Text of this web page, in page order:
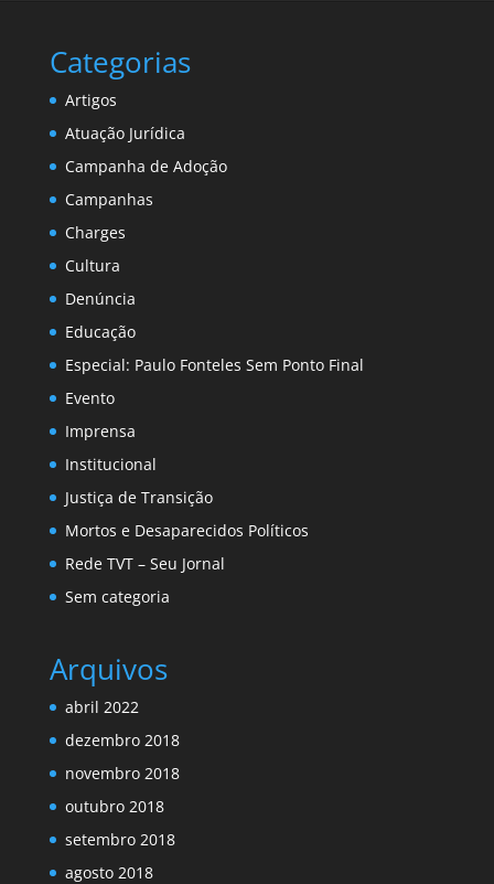
Categorias
Artigos
Atuação Jurídica
Campanha de Adoção
Campanhas
Charges
Cultura
Denúncia
Educação
Especial: Paulo Fonteles Sem Ponto Final
Evento
Imprensa
Institucional
Justiça de Transição
Mortos e Desaparecidos Políticos
Rede TVT – Seu Jornal
Sem categoria
Arquivos
abril 2022
dezembro 2018
novembro 2018
outubro 2018
setembro 2018
agosto 2018